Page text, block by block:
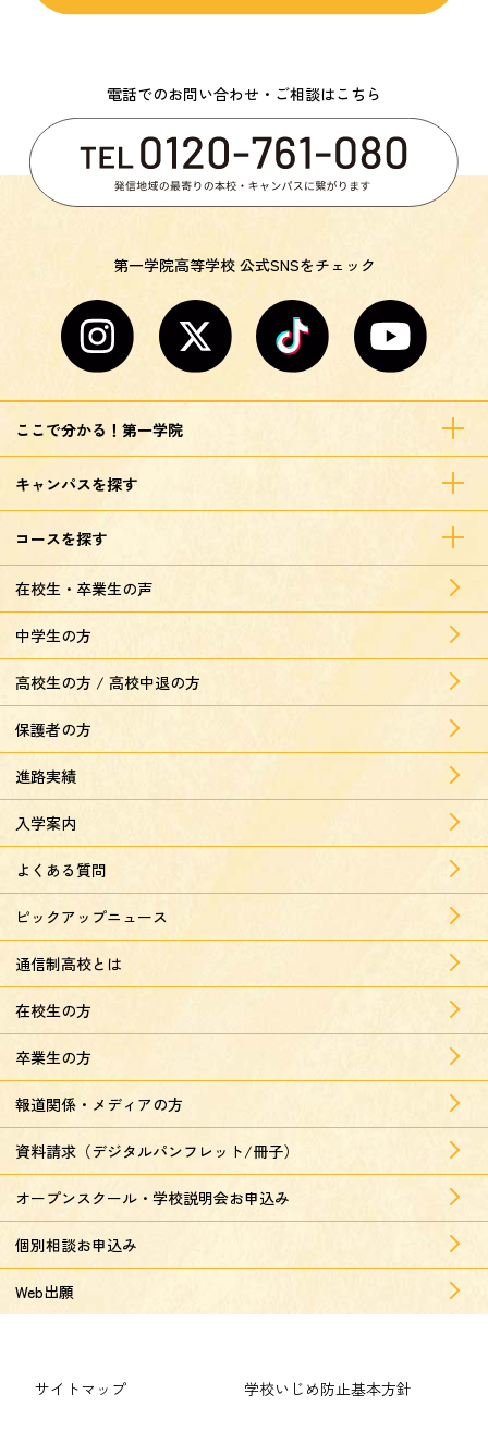
電話でのお問い合わせ・ご相談はこちら
第一学院高等学校 公式SNSをチェック
ここで分かる！第一学院
キャンパスを探す
コースを探す
在校生・卒業生の声
中学生の方
高校生の方 / 高校中退の方
保護者の方
進路実績
入学案内
よくある質問
ピックアップニュース
通信制高校とは
在校生の方
卒業生の方
報道関係・メディアの方
資料請求（デジタルパンフレット/冊子）
オープンスクール・学校説明会お申込み
個別相談お申込み
Web出願
サイトマップ 学校いじめ防止基本方針